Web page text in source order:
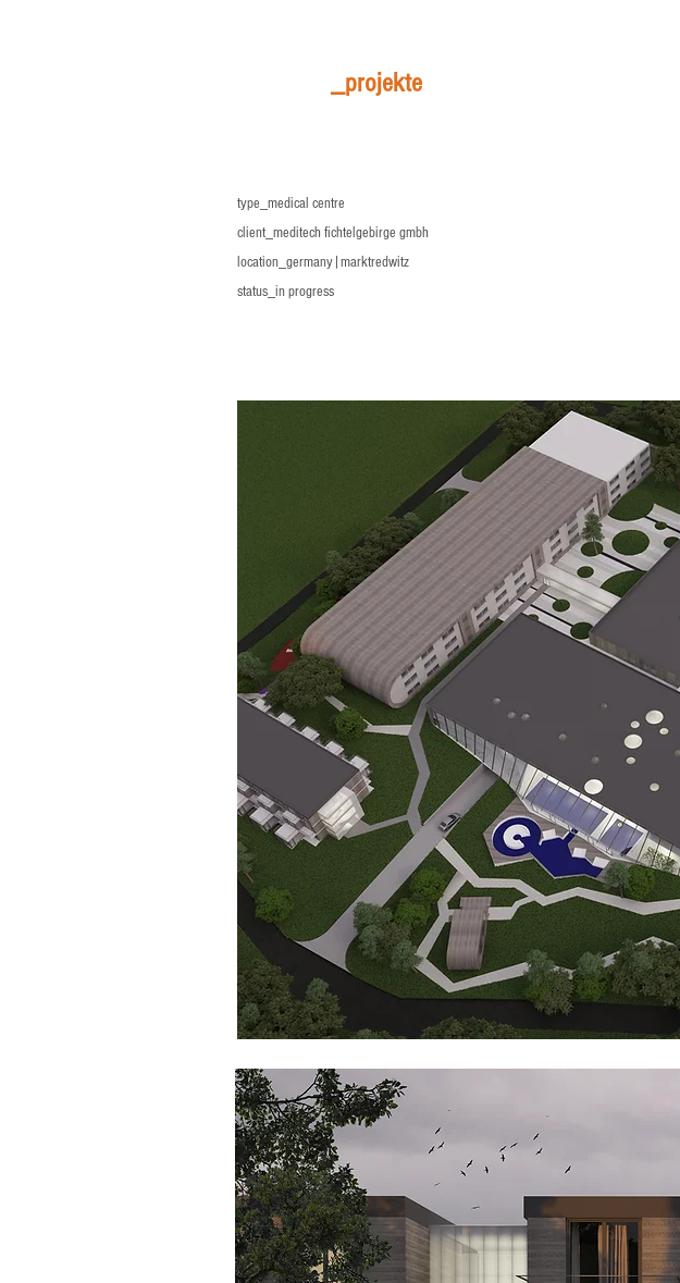
_projekte
type_medical centre
client_meditech fichtelgebirge gmbh
location_germany|marktredwitz
status_in progress